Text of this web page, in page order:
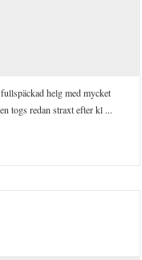
helg med mycket
togs redan straxt efter kl ...